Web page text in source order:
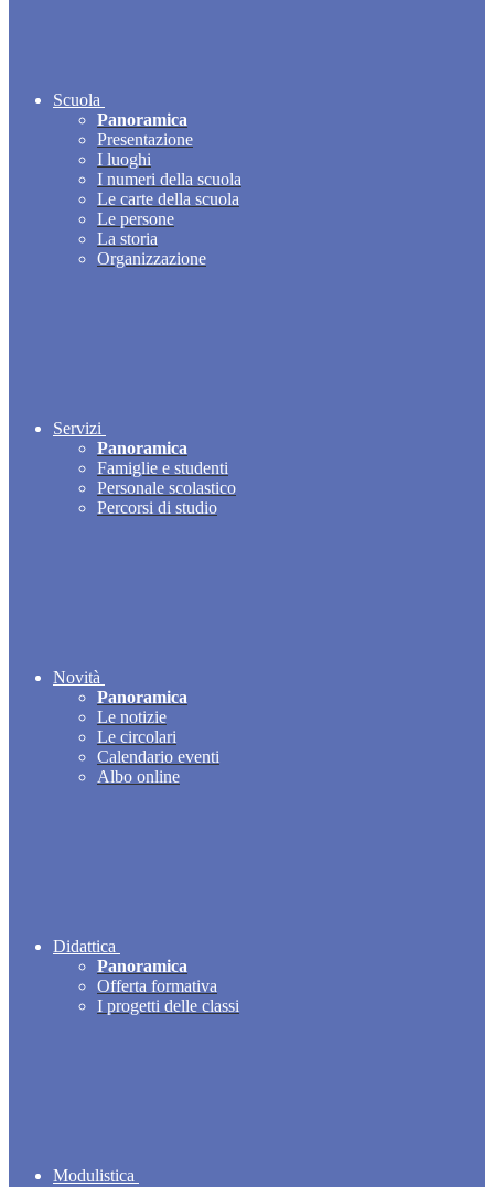
Scuola
Panoramica
Presentazione
I luoghi
I numeri della scuola
Le carte della scuola
Le persone
La storia
Organizzazione
Servizi
Panoramica
Famiglie e studenti
Personale scolastico
Percorsi di studio
Novità
Panoramica
Le notizie
Le circolari
Calendario eventi
Albo online
Didattica
Panoramica
Offerta formativa
I progetti delle classi
Modulistica